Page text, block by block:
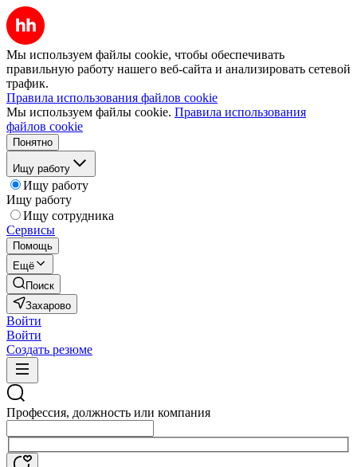
Мы используем файлы cookie, чтобы обеспечивать
правильную работу нашего веб-сайта и анализировать сетевой
трафик.
Правила использования файлов cookie
Мы используем файлы cookie. Правила использования
файлов cookie
Понятно
Ищу работу
Ищу работу
Ищу работу
Ищу сотрудника
Сервисы
Помощь
Ещё
Поиск
Захарово
Войти
Войти
Создать резюме
Профессия, должность или компания